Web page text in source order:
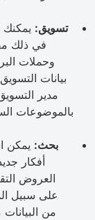
تسويق:
في ذلك
وحملات
بيانات
بالموضوعات
بحث: يمكن
أفكار
العروض
على سبيل
من